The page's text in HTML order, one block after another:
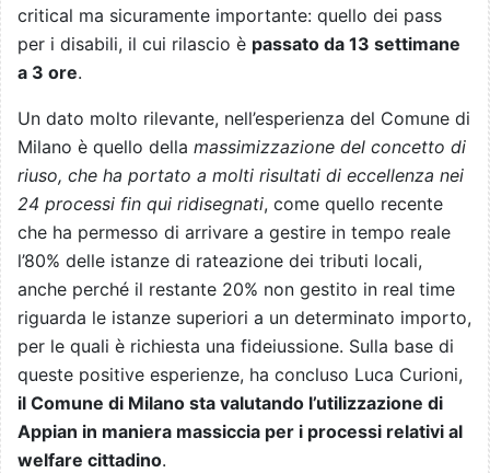
critical ma sicuramente importante: quello dei pass
per i disabili, il cui rilascio è passato da 13 settimane
a 3 ore.
Un dato molto rilevante, nell’esperienza del Comune di
Milano è quello della massimizzazione del concetto di
riuso, che ha portato a molti risultati di eccellenza nei
24 processi fin qui ridisegnati, come quello recente
che ha permesso di arrivare a gestire in tempo reale
l’80% delle istanze di rateazione dei tributi locali,
anche perché il restante 20% non gestito in real time
riguarda le istanze superiori a un determinato importo,
per le quali è richiesta una fideiussione. Sulla base di
queste positive esperienze, ha concluso Luca Curioni,
il Comune di Milano sta valutando l’utilizzazione di
Appian in maniera massiccia per i processi relativi al
welfare cittadino.